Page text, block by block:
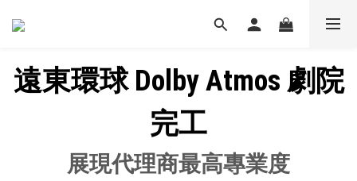
遠東環球 Dolby Atmos 劇院
完工
展現代理商最高專業度